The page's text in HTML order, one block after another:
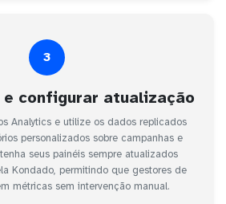
3
configurar atualização
Analytics e utilize os dados replicados
personalizados sobre campanhas e
seus painéis sempre atualizados
Kondado, permitindo que gestores de
métricas sem intervenção manual.